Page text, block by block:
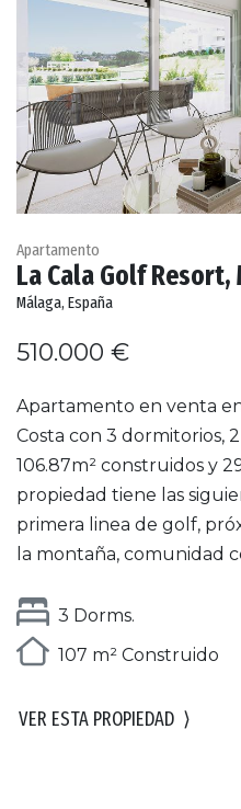
Apartamento
La Cala Golf Resort,
Málaga, España
510.000 €
Apartamento en venta
Costa con 3 dormitorios,
106.87m² construidos y
propiedad tiene las
primera linea de golf,
la montaña, comunidad
3 Dorms.
107 m² Construido
VER ESTA PROPIEDAD ⟩